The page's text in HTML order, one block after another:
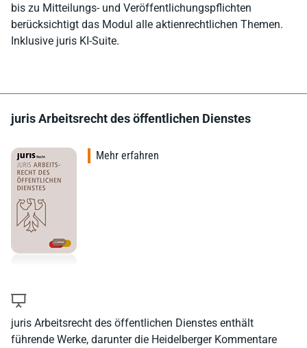
bis zu Mitteilungs- und Veröffentlichungspflichten
berücksichtigt das Modul alle aktienrechtlichen Themen.
Inklusive juris KI-Suite.
juris Arbeitsrecht des öffentlichen Dienstes
juris Arbeitsrecht des öffentlichen Dienstes enthält
führende Werke, darunter die Heidelberger Kommentare
Mehr erfahren